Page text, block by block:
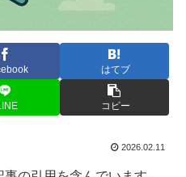
はてブ
コピー
2026.02.11